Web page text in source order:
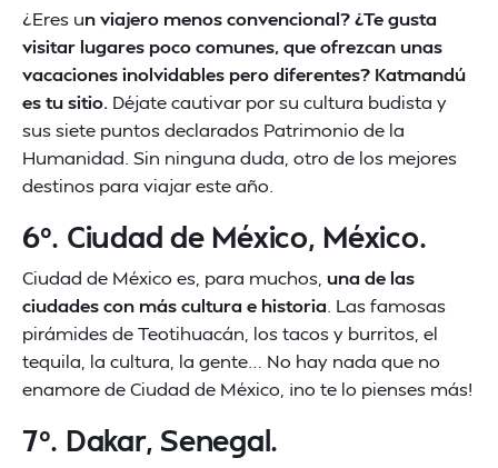
¿Eres un viajero menos convencional? ¿Te gusta
visitar lugares poco comunes, que ofrezcan unas
vacaciones inolvidables pero diferentes? Katmandú
es tu sitio. Déjate cautivar por su cultura budista y
sus siete puntos declarados Patrimonio de la
Humanidad. Sin ninguna duda, otro de los mejores
destinos para viajar este año.
6º. Ciudad de México, México.
Ciudad de México es, para muchos, una de las
ciudades con más cultura e historia . Las famosas
pirámides de Teotihuacán, los tacos y burritos, el
tequila, la cultura, la gente… No hay nada que no
enamore de Ciudad de México, ¡no te lo pienses más!
7º. Dakar, Senegal.